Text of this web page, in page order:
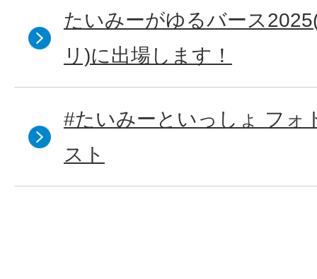
たいみーがゆるバース
リ)に出場します！
#たいみーといっしょ フォ
スト